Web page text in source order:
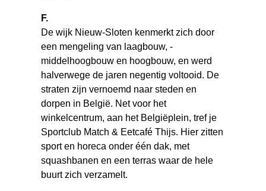
F.
De wijk Nieuw-Sloten kenmerkt zich door
een mengeling van laagbouw, ­
middelhoogbouw en hoogbouw, en werd
halverwege de jaren negentig voltooid. De
straten zijn vernoemd naar steden en
dorpen in België. Net voor het
winkelcentrum, aan het ­Belgiëplein, tref je
Sportclub Match & Eetcafé Thijs. Hier zitten
sport en horeca onder één dak, met
squash­banen en een terras waar de hele
buurt zich verzamelt.